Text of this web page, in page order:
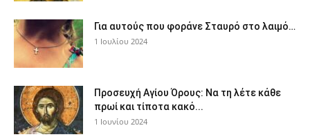
Για αυτούς που φοράνε Σταυρό στο λαιμό…
1 Ιουλίου 2024
Προσευχή Αγίου Όρους: Να τη λέτε κάθε
πρωί και τίποτα κακό...
1 Ιουνίου 2024